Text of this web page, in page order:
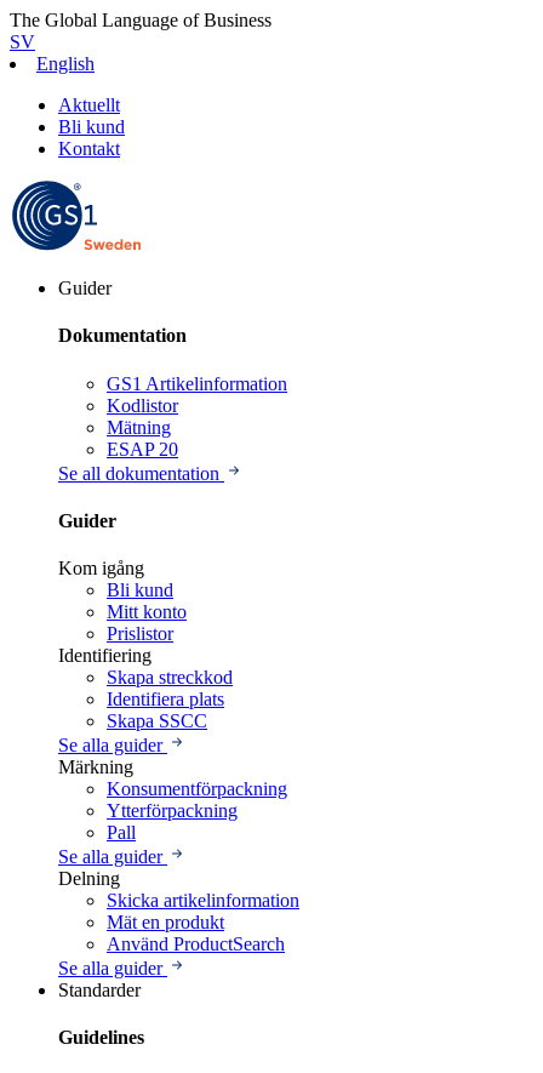
The Global Language of Business
SV
English
Aktuellt
Bli kund
Kontakt
Guider
Dokumentation
GS1 Artikelinformation
Kodlistor
Mätning
ESAP 20
Se all dokumentation
Guider
Kom igång
Bli kund
Mitt konto
Prislistor
Identifiering
Skapa streckkod
Identifiera plats
Skapa SSCC
Se alla guider
Märkning
Konsumentförpackning
Ytterförpackning
Pall
Se alla guider
Delning
Skicka artikelinformation
Mät en produkt
Använd ProductSearch
Se alla guider
Standarder
Guidelines